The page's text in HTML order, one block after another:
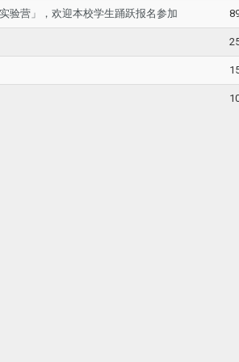
验营」，欢迎本校学生踊跃报名参加